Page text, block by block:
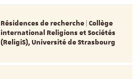
Résidences de recherche | Collège
international Religions et Sociétés
(ReligiS), Université de Strasbourg